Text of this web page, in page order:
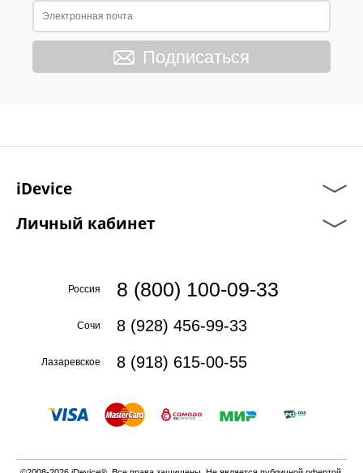
Подписаться
iDevice
Личный кабинет
Россия 8 (800) 100-09-33
Сочи 8 (928) 456-99-33
Лазаревское 8 (918) 615-00-55